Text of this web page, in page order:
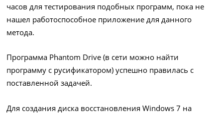
часов для тестирования подобных программ, пока не
нашел работоспособное приложение для данного
метода.
Программа Phantom Drive (в сети можно найти
программу с русификатором) успешно правилась с
поставленной задачей.
Для создания диска восстановления Windows 7 на